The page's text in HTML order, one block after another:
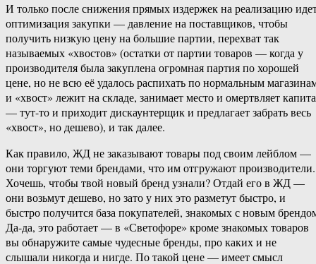
И только после снижения прямых издержек на реализацию
оптимизация закупки — давление на поставщиков, чтобы
получить низкую цену на большие партии, перехват так
называемых «хвостов» (остатки от партии товаров — когда у
производителя была закуплена огромная партия по хорошей
цене, но не всю её удалось распихать по нормальным
и «хвост» лежит на складе, занимает место и омертвляет
— тут-то и приходит дискаунтерщик и предлагает забрать весь
«хвост», но дешево), и так далее.
Как правило, ЖД не заказывают товары под своим лейблом —
они торгуют теми брендами, что им отгружают производители.
Хочешь, чтобы твой новый бренд узнали? Отдай его в ЖД —
они возьмут дешево, но зато у них это разметут быстро, и
быстро получится база покупателей, знакомых с новым
Да-да, это работает — в «Светофоре» кроме знакомых товаров
вы обнаружите самые чудесные бренды, про каких и не
слышали никогда и нигде. По такой цене — имеет смысл